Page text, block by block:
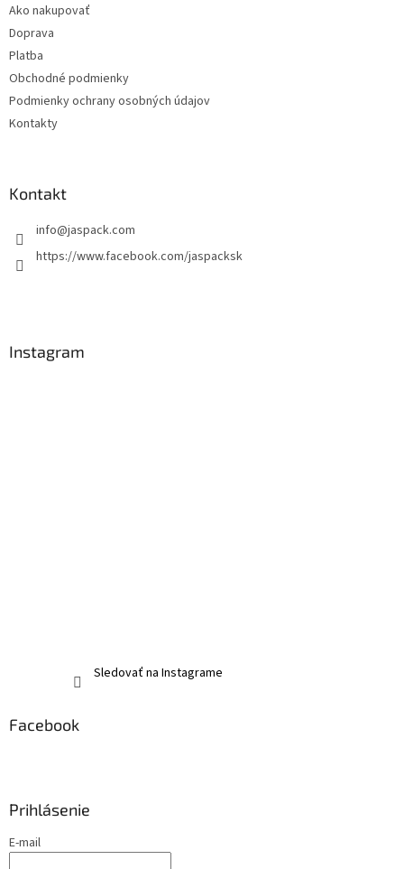
Ako nakupovať
Doprava
Platba
Obchodné podmienky
Podmienky ochrany osobných údajov
Kontakty
Kontakt
info@jaspack.com
https://www.facebook.com/jaspacksk
Instagram
Sledovať na Instagrame
Facebook
Prihlásenie
E-mail